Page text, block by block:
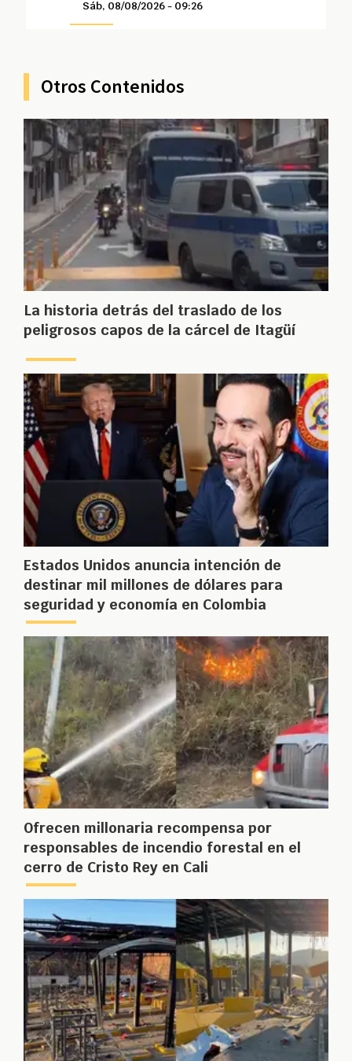
Sáb, 08/08/2026 - 09:26
Otros Contenidos
La historia detrás del traslado de los
peligrosos capos de la cárcel de Itagüí
Estados Unidos anuncia intención de
destinar mil millones de dólares para
seguridad y economía en Colombia
Ofrecen millonaria recompensa por
responsables de incendio forestal en el
cerro de Cristo Rey en Cali